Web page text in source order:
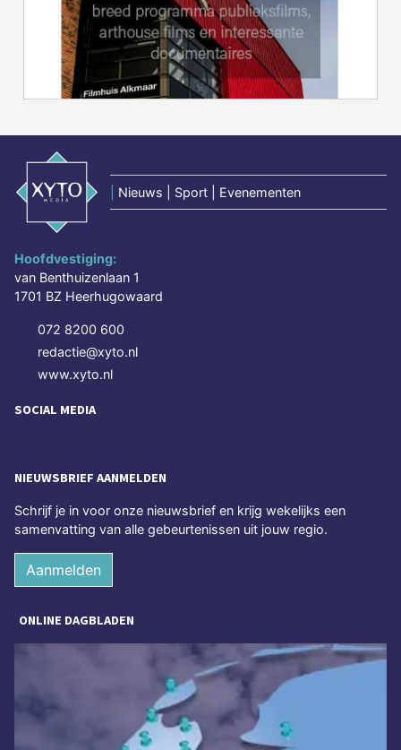
Nieuws | Sport | Evenementen
Hoofdvestiging:
van Benthuizenlaan 1
1701 BZ Heerhugowaard
072 8200 600
redactie@xyto.nl
www.xyto.nl
SOCIAL MEDIA
NIEUWSBRIEF AANMELDEN
Schrijf je in voor onze nieuwsbrief en krijg wekelijks een
samenvatting van alle gebeurtenissen uit jouw regio.
Aanmelden
ONLINE DAGBLADEN